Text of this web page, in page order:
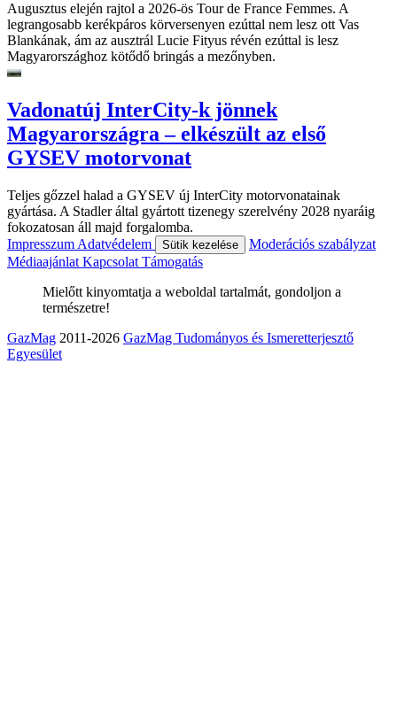
Augusztus elején rajtol a 2026-ös Tour de France Femmes. A
legrangosabb kerékpáros körversenyen ezúttal nem lesz ott Vas
Blankának, ám az ausztrál Lucie Fityus révén ezúttal is lesz
Magyarországhoz kötődő bringás a mezőnyben.
Vadonatúj InterCity-k jönnek
Magyarországra – elkészült az első
GYSEV motorvonat
Teljes gőzzel halad a GYSEV új InterCity motorvonatainak
gyártása. A Stadler által gyártott tizenegy szerelvény 2028 nyaráig
fokozatosan áll majd forgalomba.
Impresszum Adatvédelem Sütik kezelése
Moderációs szabályzat
Médiaajánlat Kapcsolat Támogatás
Mielőtt kinyomtatja a weboldal tartalmát, gondoljon a
természetre!
GazMag 2011-2026 GazMag Tudományos és Ismeretterjesztő
Egyesület